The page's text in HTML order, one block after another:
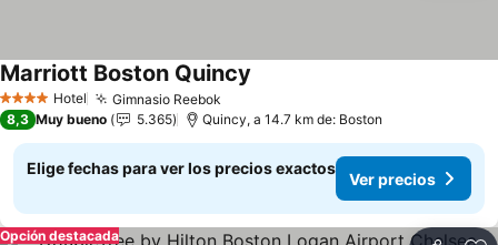
4 EstrellasHotel Gimnasio Reebok
Marriott Boston Quincy
8,3 Muy bueno 5.365 Quincy, a 14.7 km de: Boston
Elige fechas para ver los precios exactos
Ver precios
Opción destacada